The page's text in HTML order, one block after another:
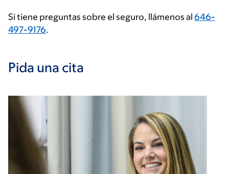
Si tiene preguntas sobre el seguro, llámenos al 646-
497-9176.
Pida una cita